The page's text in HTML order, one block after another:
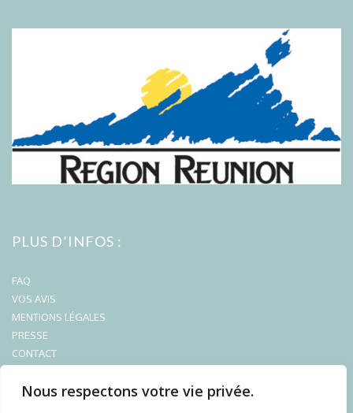
Nous respectons votre vie privée.
PLUS D’INFOS :
FAQ
VOS AVIS
MENTIONS LÉGALES
PRESSE
CONTACT